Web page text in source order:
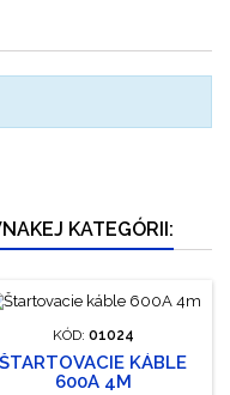
KATEGÓRII:
KÓD: 01024
ŠTARTOVACIE KÁBLE
600A 4M